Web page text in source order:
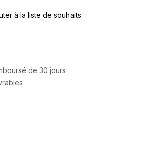
à la liste de souhaits
de 30 jours